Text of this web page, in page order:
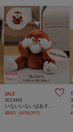
SALE 
3COINS
¥880 (60%OFF)
¥